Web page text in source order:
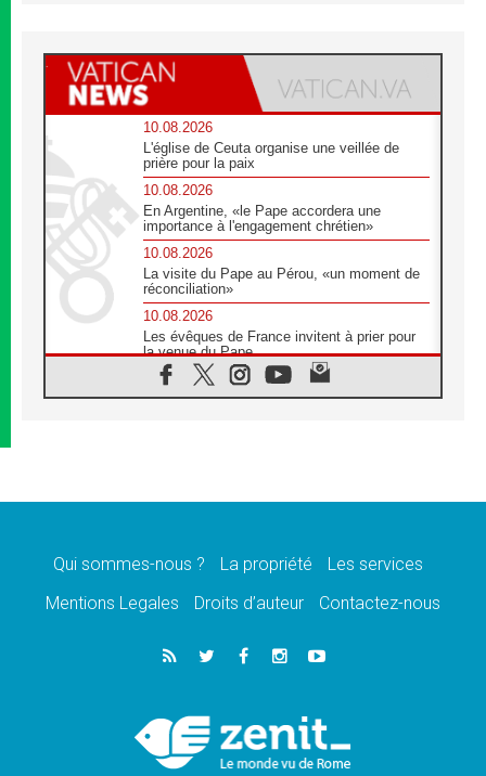
10.08.2026
L'église de Ceuta organise une veillée de
prière pour la paix
10.08.2026
En Argentine, «le Pape accordera une
importance à l'engagement chrétien»
10.08.2026
La visite du Pape au Pérou, «un moment de
réconciliation»
10.08.2026
Les évêques de France invitent à prier pour
la venue du Pape
10.08.2026
Création d'un réseau des médias catholiques
09.08.2026
09.08.2026
et à la protection des civils
Déclaration d'Addis-Abeba du SCEAM sur
l'Éducation Catholique en Afrique
En Cisjordanie, les chrétiens se sentent
seuls face à la violence des colons
Qui sommes-nous ? La propriété
Les services
Mentions Legales
Droits d’auteur Contactez-nous